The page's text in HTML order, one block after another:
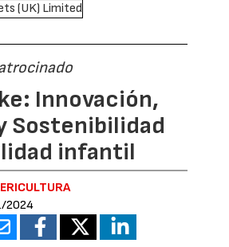
Innovación,
Sostenibilidad
infantil
2024